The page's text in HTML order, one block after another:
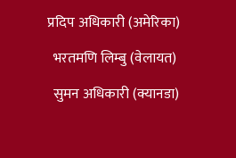
प्रदिप अधिकारी (अमेरिका)
भरतमणि लिम्बु (वेलायत)
सुमन अधिकारी (क्यानडा)